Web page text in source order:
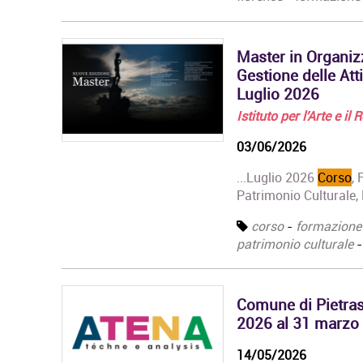
Master in
Gestione delle
Luglio 2026
Istituto per l'Arte e il
03/06/2026
...Luglio 2026 Corso,
Patrimonio Culturale,
corso- formazione
patrimonio culturale-
Comune di
2026 al 31
14/05/2026